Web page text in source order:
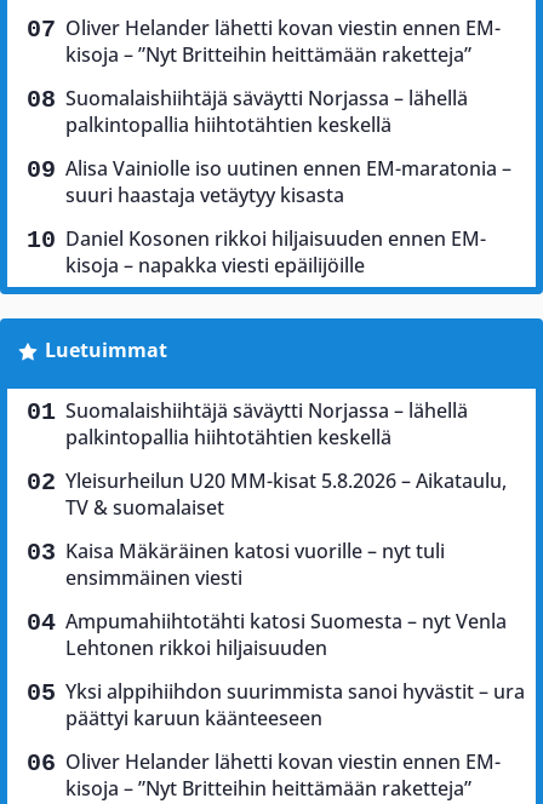
Oliver Helander lähetti kovan viestin ennen EM-
kisoja – ”Nyt Britteihin heittämään raketteja”
Suomalaishiihtäjä säväytti Norjassa – lähellä
palkintopallia hiihtotähtien keskellä
Alisa Vainiolle iso uutinen ennen EM-maratonia –
suuri haastaja vetäytyy kisasta
Daniel Kosonen rikkoi hiljaisuuden ennen EM-
kisoja – napakka viesti epäilijöille
Luetuimmat
Suomalaishiihtäjä säväytti Norjassa – lähellä
palkintopallia hiihtotähtien keskellä
Yleisurheilun U20 MM-kisat 5.8.2026 – Aikataulu,
TV & suomalaiset
Kaisa Mäkäräinen katosi vuorille – nyt tuli
ensimmäinen viesti
Ampumahiihtotähti katosi Suomesta – nyt Venla
Lehtonen rikkoi hiljaisuuden
Yksi alppihiihdon suurimmista sanoi hyvästit – ura
päättyi karuun käänteeseen
Oliver Helander lähetti kovan viestin ennen EM-
kisoja – ”Nyt Britteihin heittämään raketteja”